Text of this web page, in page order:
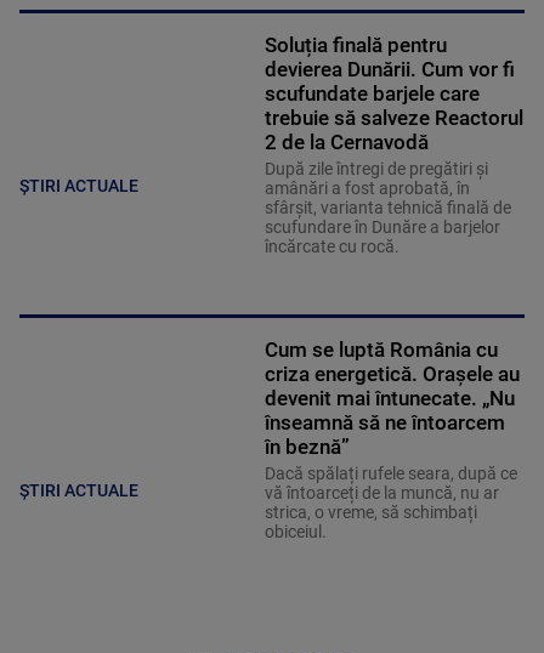
ȘTIRI ACTUALE
Soluția finală pentru
devierea Dunării. Cum vor fi
scufundate barjele care
trebuie să salveze Reactorul
2 de la Cernavodă
După zile întregi de pregătiri și
amânări a fost aprobată, în
sfârșit, varianta tehnică finală de
scufundare în Dunăre a barjelor
încărcate cu rocă.
ȘTIRI ACTUALE
Cum se luptă România cu
criza energetică. Orașele au
devenit mai întunecate. „Nu
înseamnă să ne întoarcem
în beznă”
Dacă spălați rufele seara, după ce
vă întoarceți de la muncă, nu ar
strica, o vreme, să schimbați
obiceiul.